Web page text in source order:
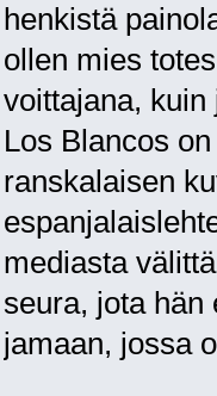
henkistä
ollen mies
voittajana,
Los Blancos
ranskalaisen
mediasta
seura, jota hän
jamaan, jossa